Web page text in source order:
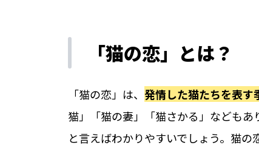
「猫の恋」とは？
「猫の恋」は、 発情した猫たちを表す
猫」「猫の妻」「猫さかる」なども
と言えばわかりやすいでしょう。猫の